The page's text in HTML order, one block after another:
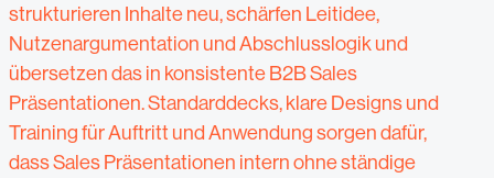
strukturieren Inhalte neu, schärfen Leitidee,
Nutzenargumentation und Abschlusslogik und
übersetzen das in konsistente B2B Sales
Präsentationen. Standarddecks, klare Designs und
Training für Auftritt und Anwendung sorgen dafür,
dass Sales Präsentationen intern ohne ständige